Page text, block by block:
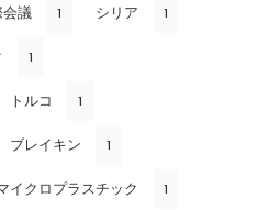
議 1 シリア 1
1
トルコ 1
ブレイキン 1
イクロプラスチック 1